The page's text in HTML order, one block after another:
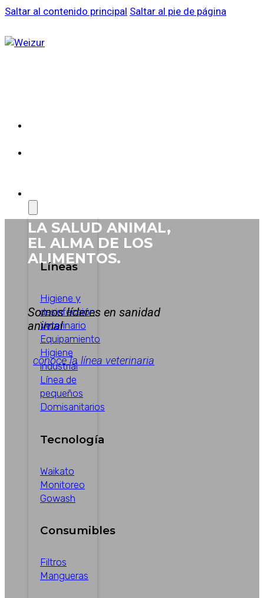
Saltar al contenido principal Saltar al pie de página
Líneas
Higiene y
desinfección
Veterinario
Equipamiento
Higiene
industrial
Línea de
pequeños
Domisanitarios
Tecnología
Waikato
Monitoreo
Gowash
Consumibles
Filtros
Mangueras
LA SALUD ANIMAL,
EL ALMA DE LOS
ALIMENTOS.
Somos líderes en sanidad
animal
conoce la línea veterinaria